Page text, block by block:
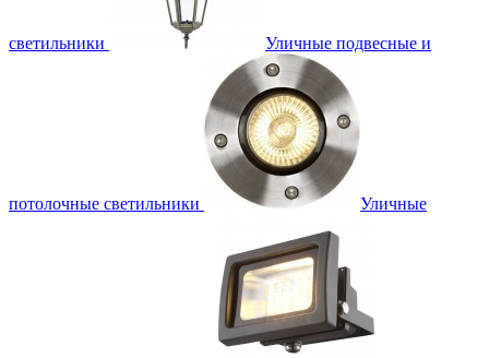
светильники Уличные подвесные и
потолочные светильники Уличные